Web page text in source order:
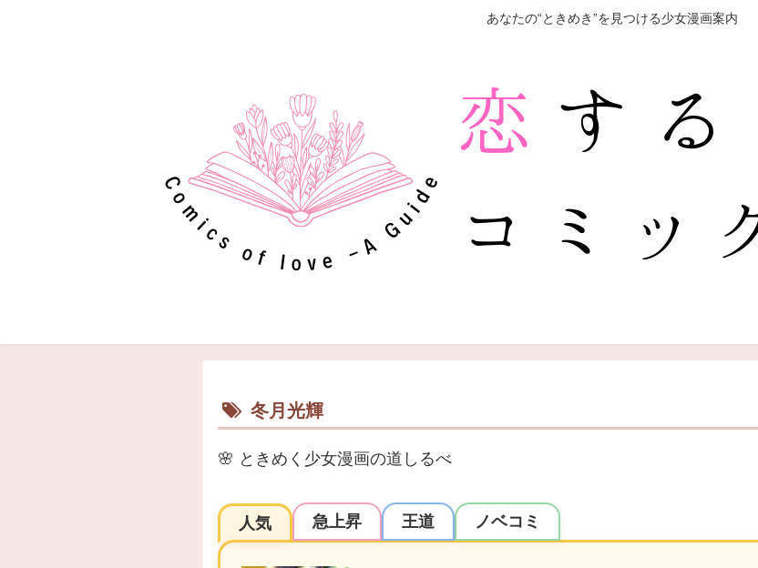
あなたの“ときめき”を見つける少女漫画案内
冬月光輝
🌸 ときめく少女漫画の道しるべ
人気 急上昇 王道 ノベコミ